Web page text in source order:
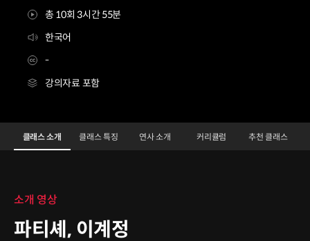
총 10회 3시간 55분
한국어
-
강의자료 포함
파티셰 이계정 Details
Configuration Information Shortcuts
클래스 소개 클래스 특징 연사 소개 커리큘럼 추천 클래스
소개 영상
파티셰, 이계정